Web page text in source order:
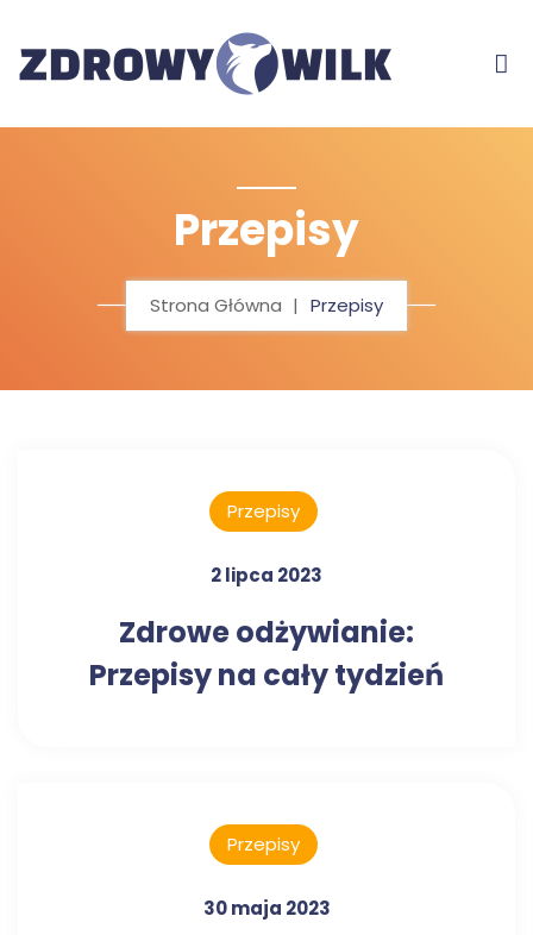
Przepisy
Strona Główna Przepisy
Przepisy
2 lipca 2023
Zdrowe odżywianie:
Przepisy na cały tydzień
Przepisy
30 maja 2023